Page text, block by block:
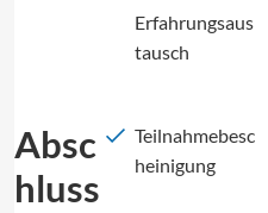
Erfahrungsaus
tausch
Absc
hluss
Teilnahmebesc
heinigung